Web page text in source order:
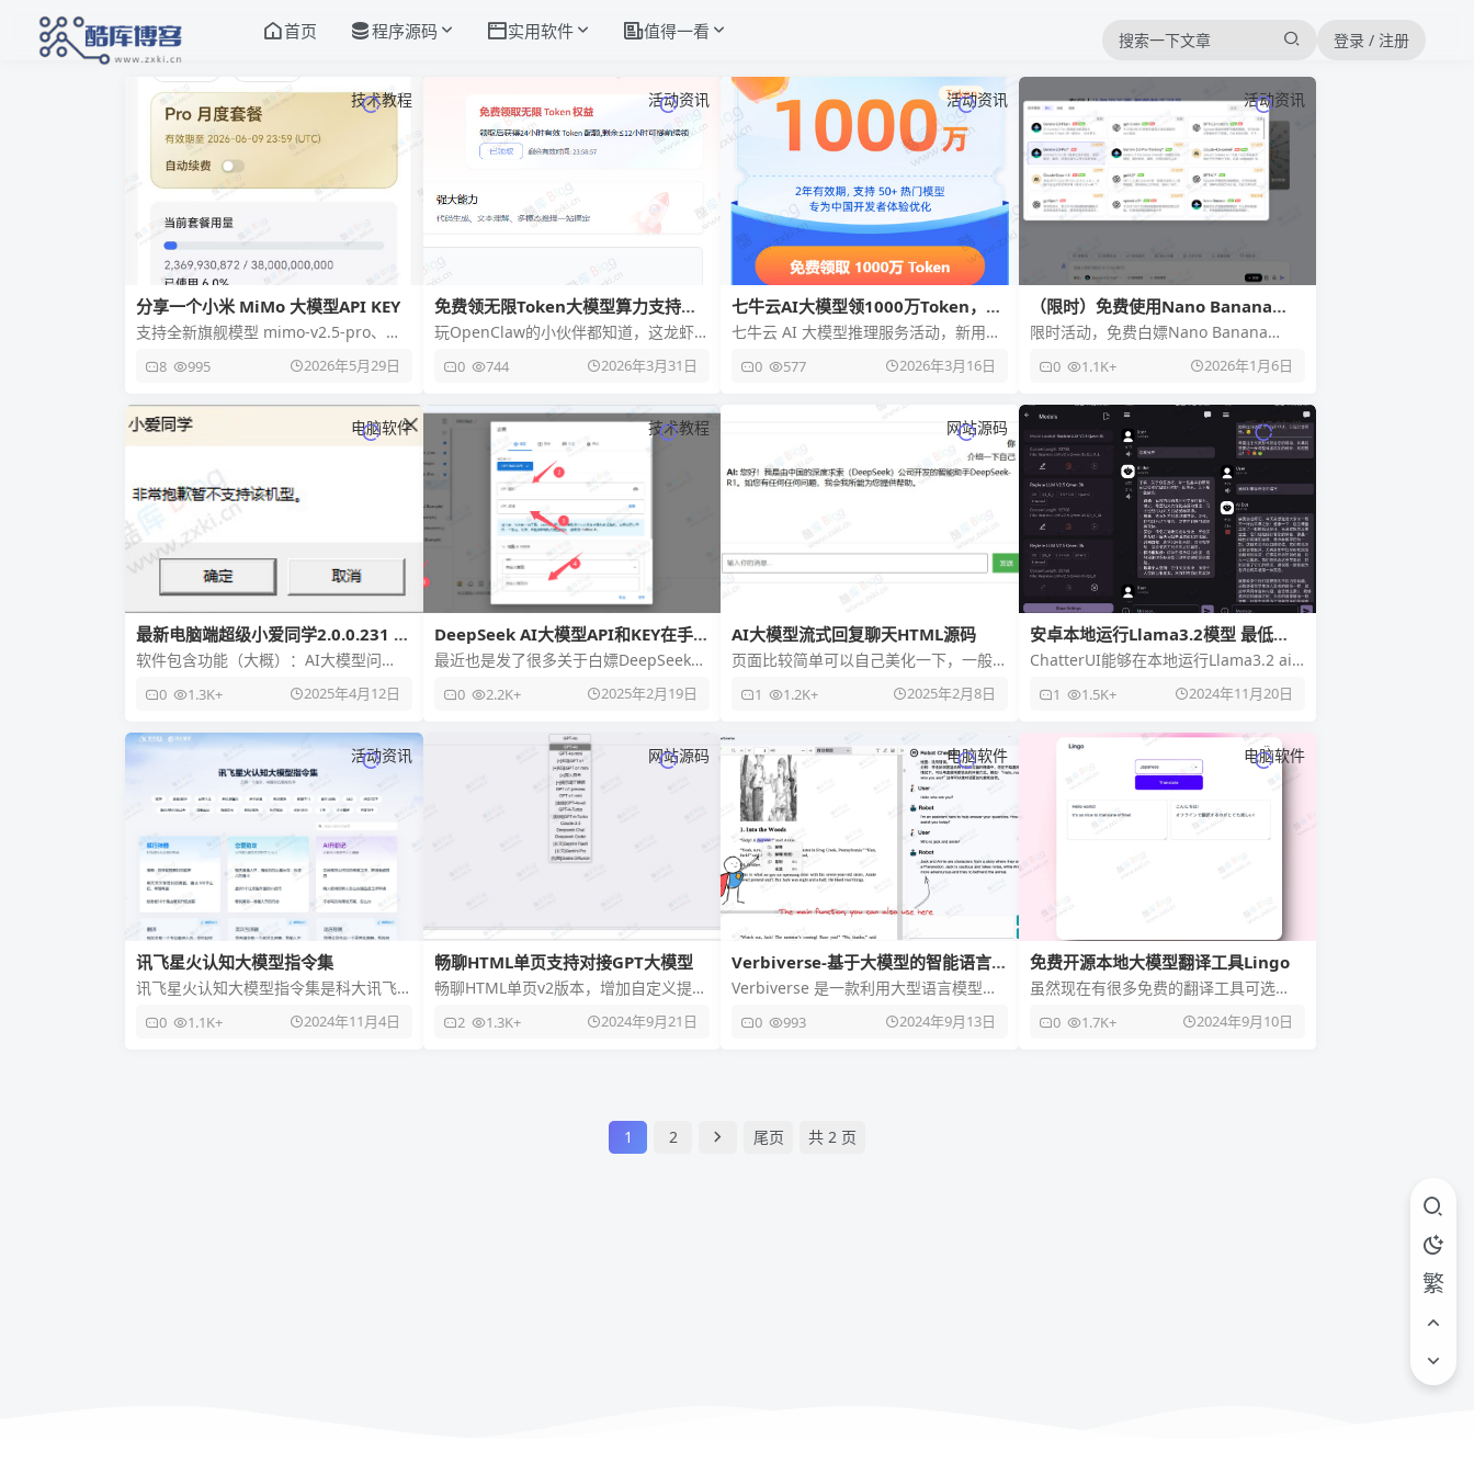
首页 程序源码 实用软件 值得一看 登录 / 注册
技术教程
分享一个小米 MiMo 大模型API KEY
支持全新旗舰模型 mimo-v2.5-pro、全
型 mi
8 995 2026年5月29日
活动资讯
免费领无限Token大模型算力支持接
入OpenClaw和CoPaw
玩OpenClaw的小伙伴都知道，这龙虾啥
务，几块钱就没了；想多
0 744 2026年3月31日
活动资讯
七牛云AI大模型领1000万Token，支
持对接小龙虾
七牛云 AI 大模型推理服务活动，新用户
云 AI 大
0 577 2026年3月16日
活动资讯
（限时）免费使用Nano Banana
Pro、Gemini3.0、GPT5.2等最新模
型
限时活动，免费白嫖Nano Banana
在问A
0 1.1K+ 2026年1月6日
电脑软件
最新电脑端超级小爱同学2.0.0.231 支
持大模型 非小米电脑也能使用！
软件包含功能（大概）：AI大模型问
家设备控制等。 使用教程： 1
0 1.3K+ 2025年4月12日
技术教程
DeepSeek AI大模型API和KEY在手机
电脑上使用方法
最近也是发了很多关于白嫖DeepSeek大
今天告诉大家怎么在手机电
0 2.2K+ 2025年2月19日
网站源码
AI大模型流式回复聊天HTML源码
页面比较简单可以自己美化一下，一般
打字机回复效果。 只需要在c
1 1.2K+ 2025年2月8日
手机软件
安卓本地运行Llama3.2模型 最低
6GB RAM就可以
ChatterUI能够在本地运行Llama3.2 ai
联网，完全本
1 1.5K+ 2024年11月20日
活动资讯
讯飞星火认知大模型指令集
讯飞星火认知大模型指令集是科大讯飞
合，旨在为用户提供全能助手，只需
0 1.1K+ 2024年11月4日
网站源码
畅聊HTML单页支持对接GPT大模型
畅聊HTML单页v2版本，增加自定义提示
system_prompt导致
2 1.3K+ 2024年9月21日
电脑软件
Verbiverse-基于大模型的智能语言
学习辅助工具
Verbiverse 是一款利用大型语言模型
频，从而提
0 993 2024年9月13日
电脑软件
免费开源本地大模型翻译工具Lingo
虽然现在有很多免费的翻译工具可选
可以试试这个「Lingo」免费开源
0 1.7K+ 2024年9月10日
1 2 尾页 共 2 页
繁